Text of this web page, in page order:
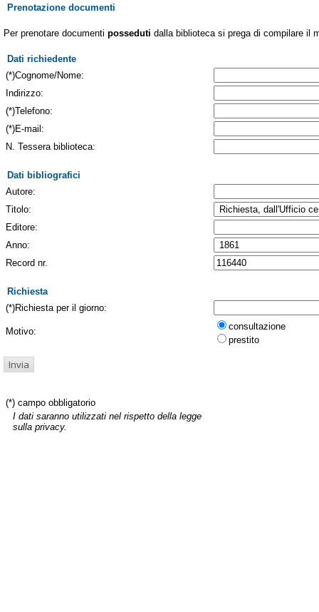
Prenotazione documenti
Per prenotare documenti posseduti dalla biblioteca si prega di compilare il
Dati richiedente
(*)Cognome/Nome:
Indirizzo:
(*)Telefono:
(*)E-mail:
N. Tessera biblioteca:
Dati bibliografici
Autore:
Titolo:
Editore:
Anno:
Record nr.
Richiesta
(*)Richiesta per il giorno:
Motivo:
consultazione
prestito
(*) campo obbligatorio
I dati saranno utilizzati nel rispetto della legge
sulla privacy.